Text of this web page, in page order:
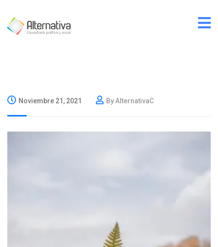
Noviembre 21, 2021 By AlternativaC